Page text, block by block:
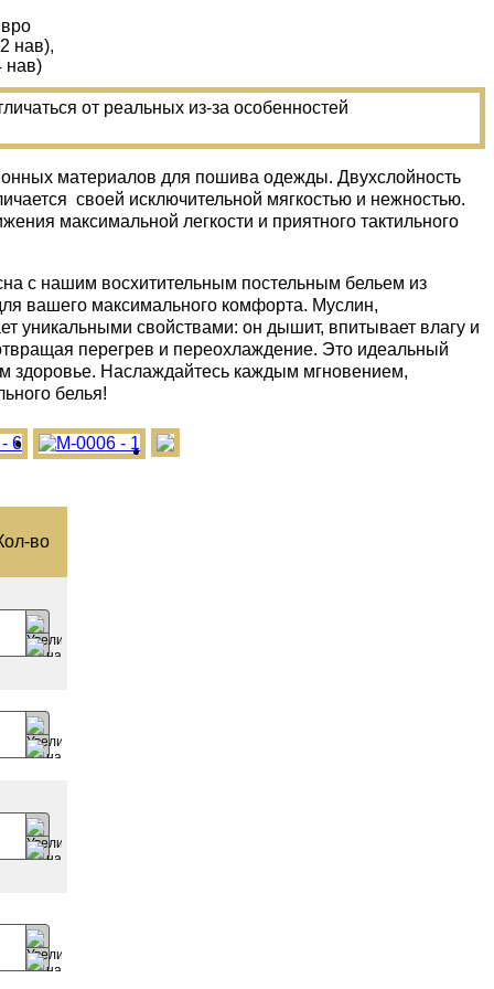
нав),
нав)
от реальных из-за особенностей
материалов для пошива одежды. Двухслойность
своей исключительной мягкостью и нежностью.
максимальной легкости и приятного тактильного
с нашим восхитительным постельным бельем из
вашего максимального комфорта. Муслин,
уникальными свойствами: он дышит, впитывает влагу и
перегрев и переохлаждение. Это идеальный
здоровье. Наслаждайтесь каждым мгновением,
белья!
­во